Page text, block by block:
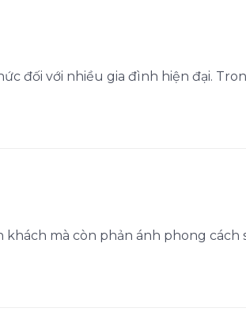
đối với nhiều gia đình hiện đại.
mà còn phản ánh phong cách